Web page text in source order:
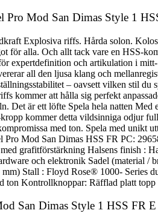
Pro Mod San Dimas Style 1
Explosiva riffs. Hårda solon.
för alla. Och allt tack vare en HSS-
expertdefinition och artikulation i
all den ljusa klang och
– oavsett vilken stil du
kommer att hålla sig perfekt
Det är ett löfte Spela hela natten
kropp kommer detta vildsinniga odjur
med ton. Spela med unikt
Mod San Dimas HSS FR PC:
grafitförstärkning Halsens finish :
och elektronik Sadel (material /
Stall : Floyd Rose® 1000- Series
ton Kontrollknoppar: Räfflad platt
San Dimas Style 1 HSS FR